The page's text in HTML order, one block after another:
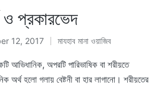
ও প্রকারভেদ
12, 2017
Posted
in
মাযহাব মানা ওয়াজিব
আভিধানিক, অপরটি পারিভাষিক বা শরীয়তে
অর্থ হলো গলায় বেষ্টনী বা হার লাগানো। শরীয়তের